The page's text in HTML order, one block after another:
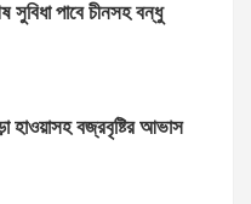
সুবিধা পাবে চীনসহ বন্ধু
হাওয়াসহ বজ্রবৃষ্টির আভাস